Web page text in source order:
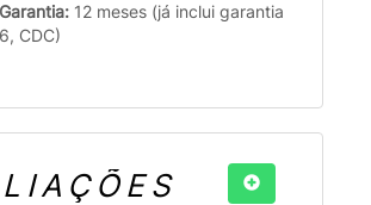
12 meses (já inclui garantia
CDC)